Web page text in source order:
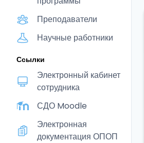
Преподаватели
Научные работники
Ссылки
Электронный кабинет
сотрудника
СДО Moodle
Электронная
документация ОПОП